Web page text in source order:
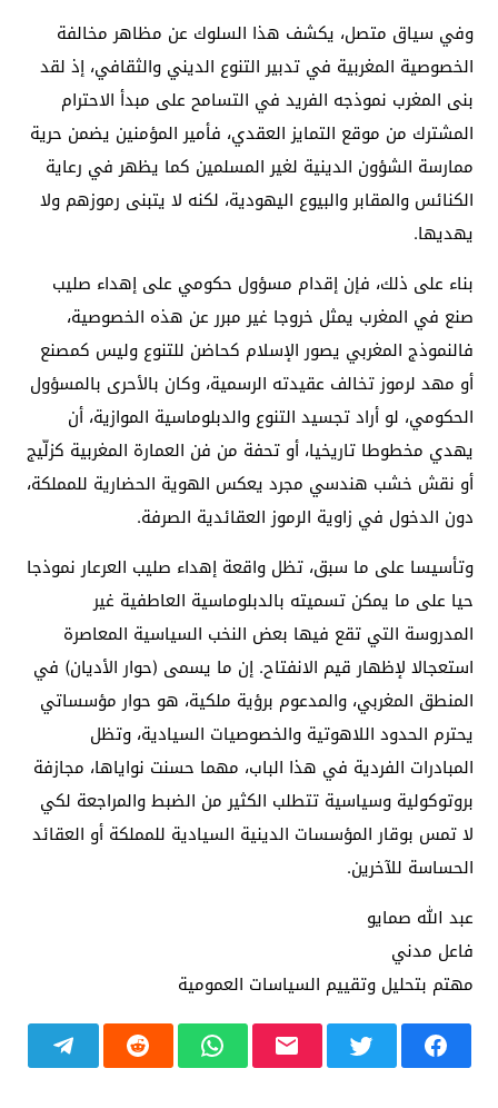
وفي سياق متصل، يكشف هذا السلوك عن مظاهر مخالفة
الخصوصية المغربية في تدبير التنوع الديني والثقافي، إذ لقد
بنى المغرب نموذجه الفريد في التسامح على مبدأ الاحترام
المشترك من موقع التمايز العقدي، فأمير المؤمنين يضمن حرية
ممارسة الشؤون الدينية لغير المسلمين كما يظهر في رعاية
الكنائس والمقابر والبيوع اليهودية، لكنه لا يتبنى رموزهم ولا
يهديها.
بناء على ذلك، فإن إقدام مسؤول حكومي على إهداء صليب
صنع في المغرب يمثل خروجا غير مبرر عن هذه الخصوصية،
فالنموذج المغربي يصور الإسلام كحاضن للتنوع وليس كمصنع
أو مهد لرموز تخالف عقيدته الرسمية، وكان بالأحرى بالمسؤول
الحكومي، لو أراد تجسيد التنوع والدبلوماسية الموازية، أن
يهدي مخطوطا تاريخيا، أو تحفة من فن العمارة المغربية كزلّيج
أو نقش خشب هندسي مجرد يعكس الهوية الحضارية للمملكة،
دون الدخول في زاوية الرموز العقائدية الصرفة.
وتأسيسا على ما سبق، تظل واقعة إهداء صليب العرعار نموذجا
حيا على ما يمكن تسميته بالدبلوماسية العاطفية غير
المدروسة التي تقع فيها بعض النخب السياسية المعاصرة
استعجالا لإظهار قيم الانفتاح. إن ما يسمى (حوار الأديان) في
المنطق المغربي، والمدعوم برؤية ملكية، هو حوار مؤسساتي
يحترم الحدود اللاهوتية والخصوصيات السيادية، وتظل
المبادرات الفردية في هذا الباب، مهما حسنت نواياها، مجازفة
بروتوكولية وسياسية تتطلب الكثير من الضبط والمراجعة لكي
لا تمس بوقار المؤسسات الدينية السيادية للمملكة أو العقائد
الحساسة للآخرين.
عبد الله صمايو
فاعل مدني
مهتم بتحليل وتقييم السياسات العمومية